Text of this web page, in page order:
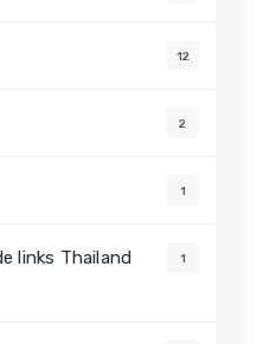
12
2
1
links Thailand
1